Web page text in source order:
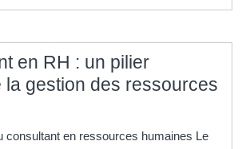
des
en RH : un pilier
la gestion des ressources
consultant en ressources humaines Le